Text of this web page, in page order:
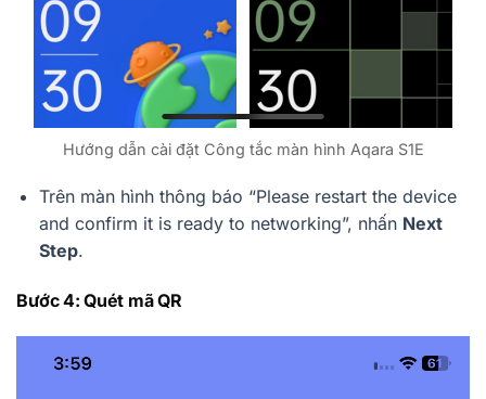
Hướng dẫn cài đặt Công tắc màn hình Aqara S1E
Trên màn hình thông báo “Please restart the device
and confirm it is ready to networking”, nhấn Next
Step.
Bước 4: Quét mã QR